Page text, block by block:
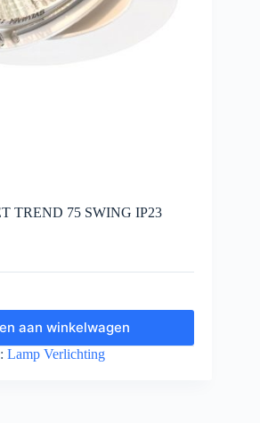
TREND 75 SWING IP23
aan winkelwagen
Lamp Verlichting